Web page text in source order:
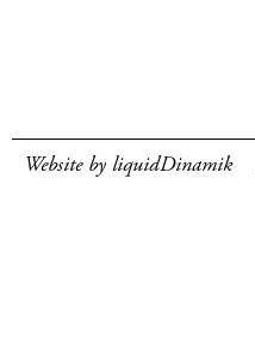
Website by liquidDinamik